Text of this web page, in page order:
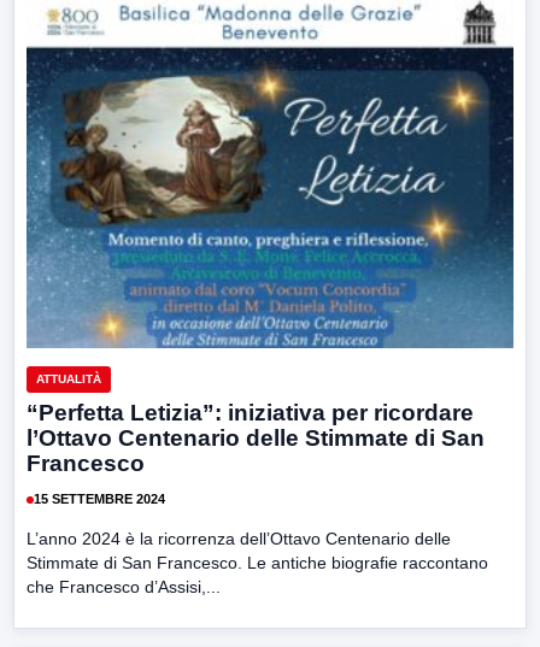
ATTUALITÀ
“Perfetta Letizia”: iniziativa per ricordare
l’Ottavo Centenario delle Stimmate di San
Francesco
15 SETTEMBRE 2024
L’anno 2024 è la ricorrenza dell’Ottavo Centenario delle
Stimmate di San Francesco. Le antiche biografie raccontano
che Francesco d’Assisi,...